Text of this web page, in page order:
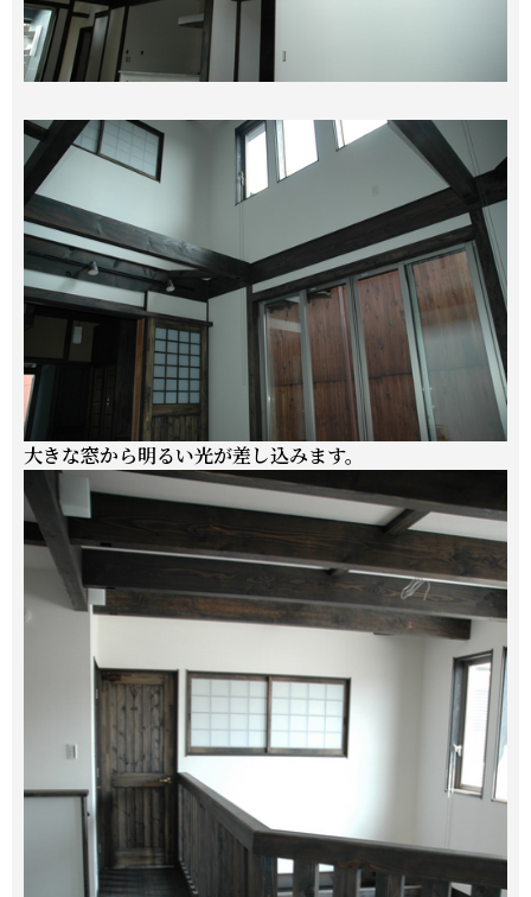
大きな窓から明るい光が差し込みます。